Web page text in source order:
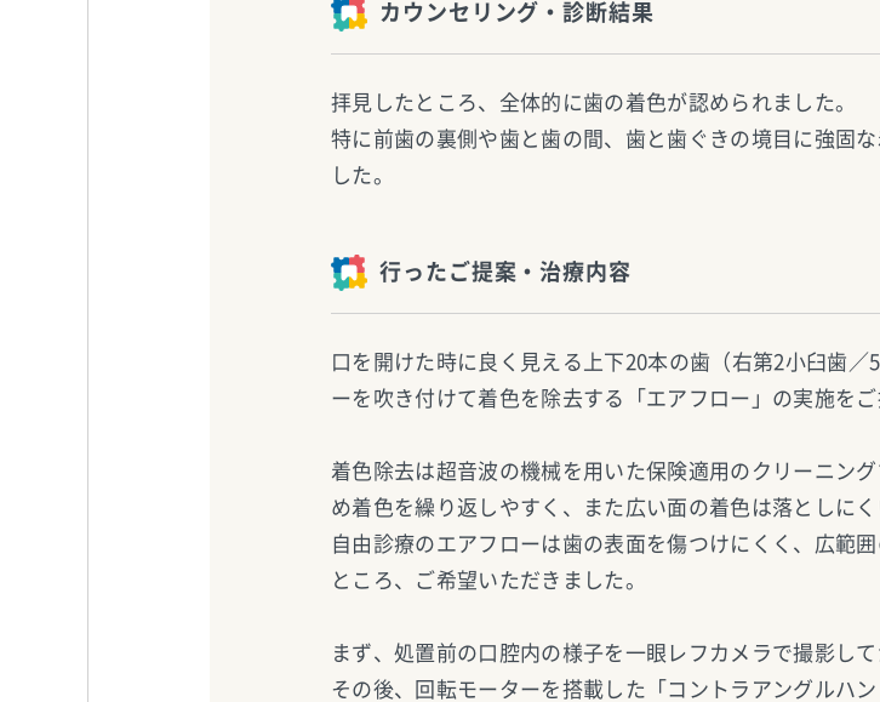
カウンセリング・診断結果
拝見したところ、全体的に歯の着色が認められました。
特に前歯の裏側や歯と歯の間、歯と歯ぐきの境目に強固
した。
行ったご提案・治療内容
口を開けた時に良く見える上下20本の歯（右第2小臼歯
ーを吹き付けて着色を除去する「エアフロー」の実施をご
着色除去は超音波の機械を用いた保険適用のクリーニン
め着色を繰り返しやすく、また広い面の着色は落としに
自由診療のエアフローは歯の表面を傷つけにくく、広範
ところ、ご希望いただきました。
まず、処置前の口腔内の様子を一眼レフカメラで撮影し
その後、回転モーターを搭載した「コントラアングルハ